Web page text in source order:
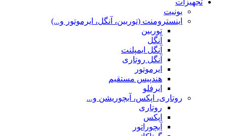
یونیت
اینسترومنت (توربین، آنگل، ایرموتور و...)
توربین
آنگل
آنگل ایمپلنت
آنگل روتاری
ایرموتور
هندپیس مستقیم
ایرفلو
روتاری، اپکس، آبچوریشن و...
روتاری
اپکس
آبچوراتور